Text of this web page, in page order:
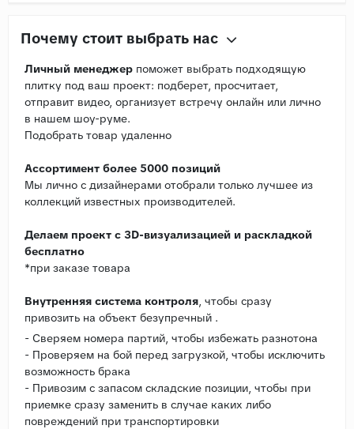
Почему стоит выбрать нас
Личный менеджер поможет выбрать подходящую
плитку под ваш проект: подберет, просчитает,
отправит видео, организует встречу онлайн или лично
в нашем шоу-руме.
Подобрать товар удаленно
Ассортимент более 5000 позиций
Мы лично с дизайнерами отобрали только лучшее из
коллекций известных производителей.
Делаем проект с 3D-визуализацией и раскладкой
бесплатно
*при заказе товара
Внутренняя система контроля, чтобы сразу
привозить на объект безупречный .
- Сверяем номера партий, чтобы избежать разнотона
- Проверяем на бой перед загрузкой, чтобы исключить
возможность брака
- Привозим с запасом складские позиции, чтобы при
приемке сразу заменить в случае каких либо
повреждений при транспортировки